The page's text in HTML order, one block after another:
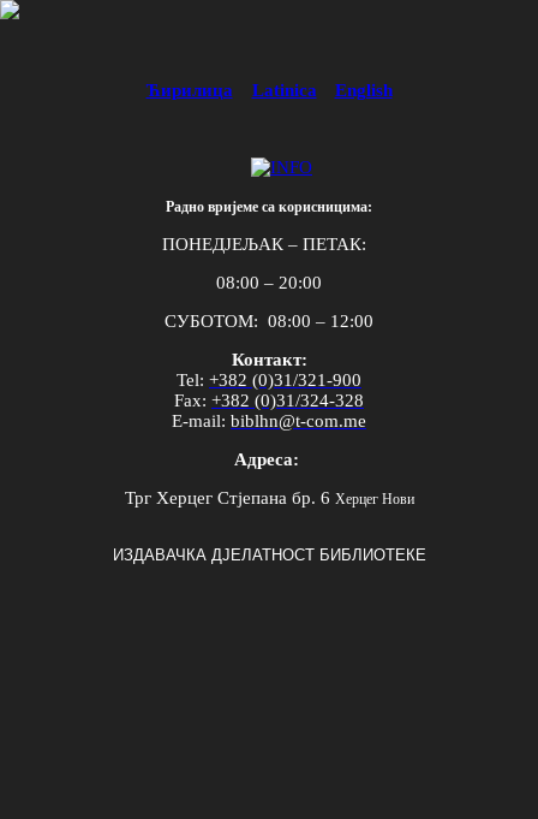
Ћирилица Latinica English
Радно вријеме са корисницима:
ПОНЕДЈЕЉАК – ПЕТАК:
08:00 – 20:00
СУБОТОМ: 08:00 – 12:00
Контакт:
Tel: +382 (0)31/321-900
Fax: +382 (0)31/324-328
E-mail: biblhn@t-com.me
Адреса:
Трг Херцег Стјепана бр. 6 Херцег Нови
ИЗДАВАЧКА ДЈЕЛАТНОСТ БИБЛИОТЕКЕ